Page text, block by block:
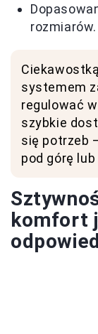
rozmiarów.
systemem
regulować
szybkie
się potrzeb
pod górę
komfort